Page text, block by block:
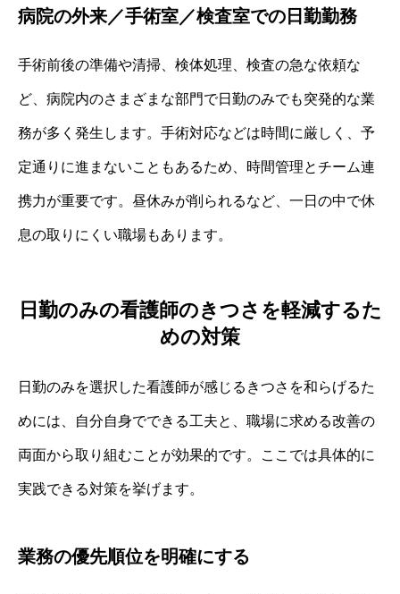
病院の外来／手術室／検査室での日勤勤務
手術前後の準備や清掃、検体処理、検査の急な依頼な
ど、病院内のさまざまな部門で日勤のみでも突発的な業
務が多く発生します。手術対応などは時間に厳しく、予
定通りに進まないこともあるため、時間管理とチーム連
携力が重要です。昼休みが削られるなど、一日の中で休
息の取りにくい職場もあります。
日勤のみの看護師のきつさを軽減するた
めの対策
日勤のみを選択した看護師が感じるきつさを和らげるた
めには、自分自身でできる工夫と、職場に求める改善の
両面から取り組むことが効果的です。ここでは具体的に
実践できる対策を挙げます。
業務の優先順位を明確にする